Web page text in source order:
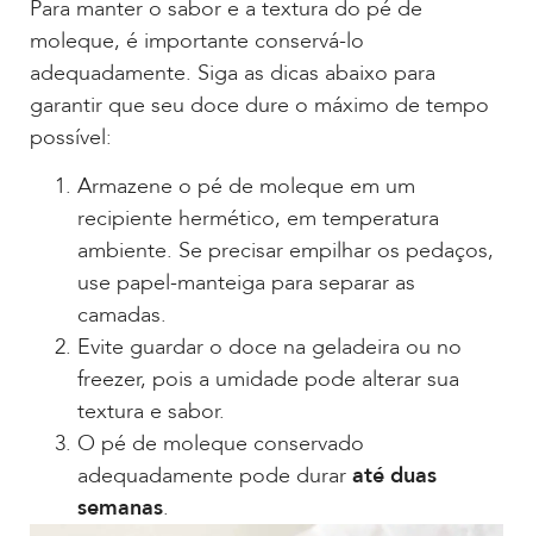
Para manter o sabor e a textura do pé de
moleque, é importante conservá-lo
adequadamente. Siga as dicas abaixo para
garantir que seu doce dure o máximo de tempo
possível:
Armazene o pé de moleque em um
recipiente hermético, em temperatura
ambiente. Se precisar empilhar os pedaços,
use papel-manteiga para separar as
camadas.
Evite guardar o doce na geladeira ou no
freezer, pois a umidade pode alterar sua
textura e sabor.
O pé de moleque conservado
adequadamente pode durar até duas
semanas.